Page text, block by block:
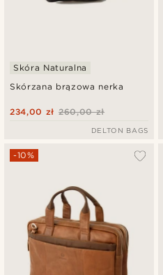
Skórzana brązowa nerka
Skóra Naturalna
260,00 zł
234,00 zł
DELTON BAGS
-10%